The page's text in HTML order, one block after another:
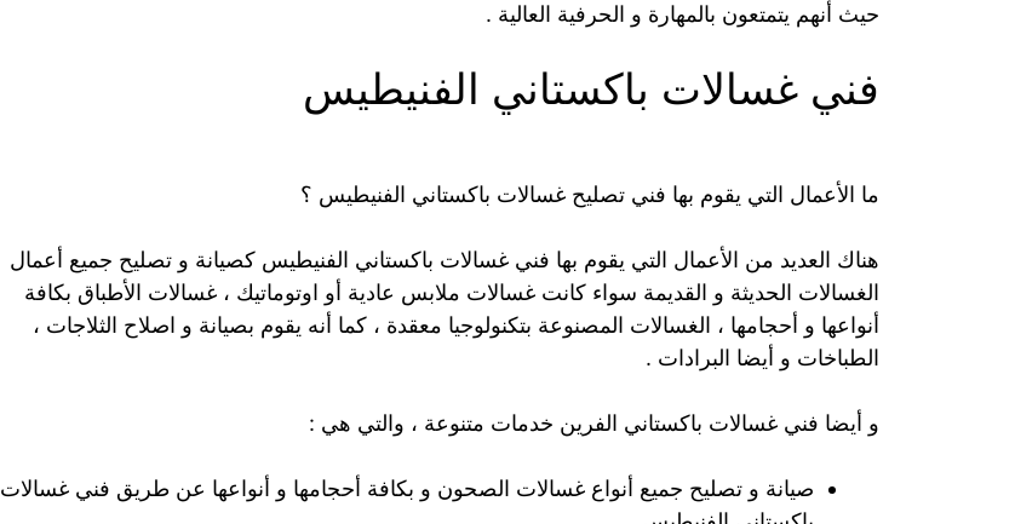
حيث أنهم يتمتعون بالمهارة و الحرفية العالية .
فني غسالات باكستاني الفنيطيس
ما الأعمال التي يقوم بها فني تصليح غسالات باكستاني الفنيطيس ؟
هناك العديد من الأعمال التي يقوم بها فني غسالات باكستاني الفنيطيس كصيانة و تصليح جميع أعمال
الغسالات الحديثة و القديمة سواء كانت غسالات ملابس عادية أو اوتوماتيك ، غسالات الأطباق بكافة
أنواعها و أحجامها ، الغسالات المصنوعة بتكنولوجيا معقدة ، كما أنه يقوم بصيانة و اصلاح الثلاجات ،
الطباخات و أيضا البرادات .
و أيضا فني غسالات باكستاني الفرين خدمات متنوعة ، والتي هي :
صيانة و تصليح جميع أنواع غسالات الصحون و بكافة أحجامها و أنواعها عن طريق فني غسالات